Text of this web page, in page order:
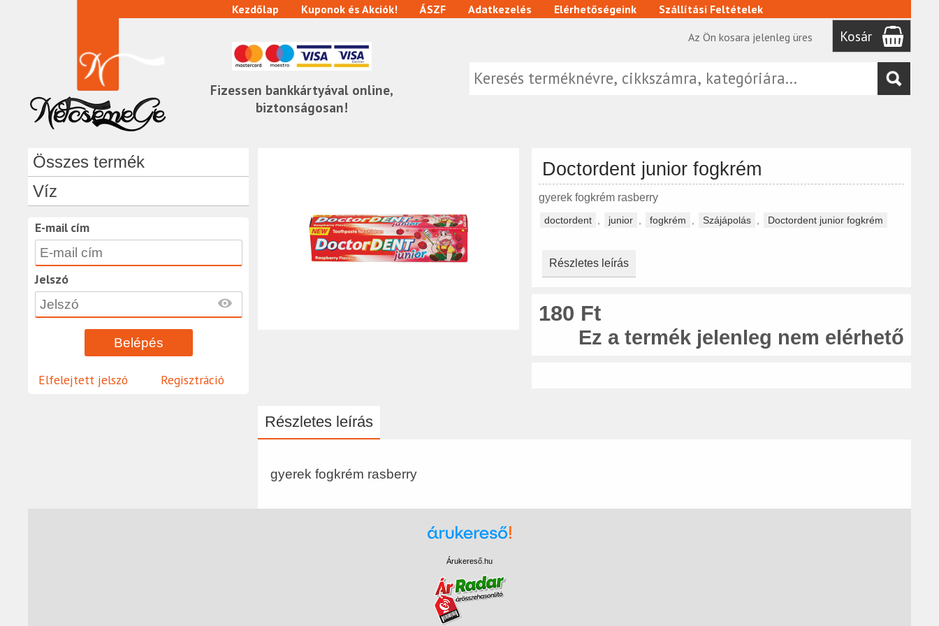
Fizessen bankkártyával online,
biztonságosan!
Kezdőlap Kuponok és Akciók! ÁSZF Adatkezelés Elérhetőségeink
Szállítási Feltételek
Az Ön kosara jelenleg üres
Kosár
Összes termék
Víz
E-mail cím
Jelszó
Elfelejtett jelszó Regisztráció
Doctordent junior fogkrém
gyerek fogkrém rasberry
doctordent junior fogkrém Szájápolás Doctordent junior fogkrém
Részletes leírás
180 Ft
Ez a termék jelenleg nem elérhető
Részletes leírás
gyerek fogkrém rasberry
Árukereső.hu